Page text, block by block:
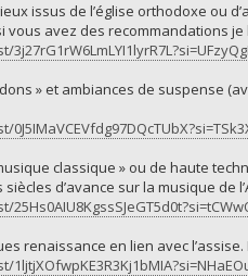
issus de l’église orthodoxe ou
avez des recommandations
» et ambiances de suspense
classique » ou de haute
d’avance sur la musique de
renaissance en lien avec